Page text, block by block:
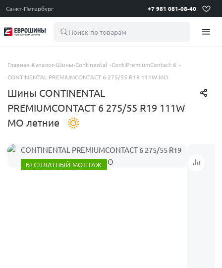
Санкт-Петербург +7 981 081-08-40
Поиск по товарам
Главная-Каталог-Шины-Continental -ContiPremiumContact 6 -
CONTINENTAL PREMIUMCONTACT 6 275/55 R19 111W MO
Шины CONTINENTAL
PREMIUMCONTACT 6 275/55 R19 111W
MO летние
БЕСПЛАТНЫЙ МОНТАЖ